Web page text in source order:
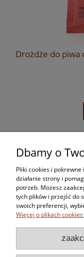
Drożdże do piwa
Dbamy o
Pliki cookies i
działanie strony i
potrzeb. Możesz
tych plików i przejść do
swoich preferencji,
Więcej o plikach